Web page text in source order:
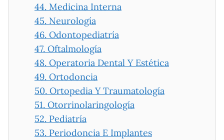
44. Medicina Interna
45. Neurología
46. Odontopediatría
47. Oftalmología
48. Operatoria Dental Y Estética
49. Ortodoncia
50. Ortopedia Y Traumatología
51. Otorrinolaringología
52. Pediatría
53. Periodoncia E Implantes